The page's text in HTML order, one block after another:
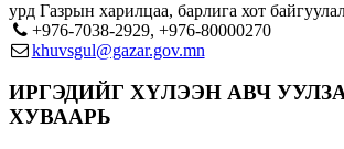
урд Газрын харилцаа, барлига хот
+976-7038-2929, +976-80000270
khuvsgul@gazar.gov.mn
ИРГЭДИЙГ ХҮЛЭЭН АВЧ
ХУВААРЬ